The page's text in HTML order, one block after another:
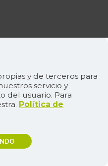
y de terceros para
servicio y
del usuario. Para
Política de